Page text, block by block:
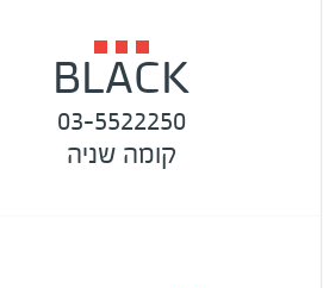
BLACK
03-5522250
קומה שניה